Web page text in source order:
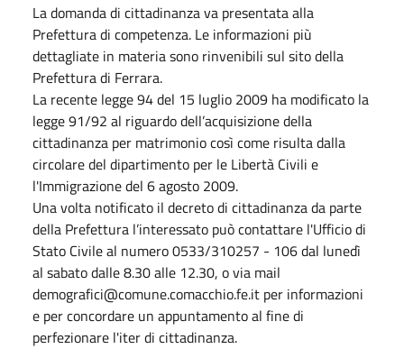
La domanda di cittadinanza va presentata alla
Prefettura di competenza. Le informazioni più
dettagliate in materia sono rinvenibili sul sito della
Prefettura di Ferrara.
La recente legge 94 del 15 luglio 2009 ha modificato la
legge 91/92 al riguardo dell’acquisizione della
cittadinanza per matrimonio così come risulta dalla
circolare del dipartimento per le Libertà Civili e
l'Immigrazione del 6 agosto 2009.
Una volta notificato il decreto di cittadinanza da parte
della Prefettura l’interessato può contattare l'Ufficio di
Stato Civile al numero 0533/310257 - 106 dal lunedì
al sabato dalle 8.30 alle 12.30, o via mail
demografici@comune.comacchio.fe.it per informazioni
e per concordare un appuntamento al fine di
perfezionare l'iter di cittadinanza.